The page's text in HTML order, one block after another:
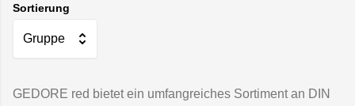
Sortierung
Gruppe
GEDORE red bietet ein umfangreiches Sortiment an DIN